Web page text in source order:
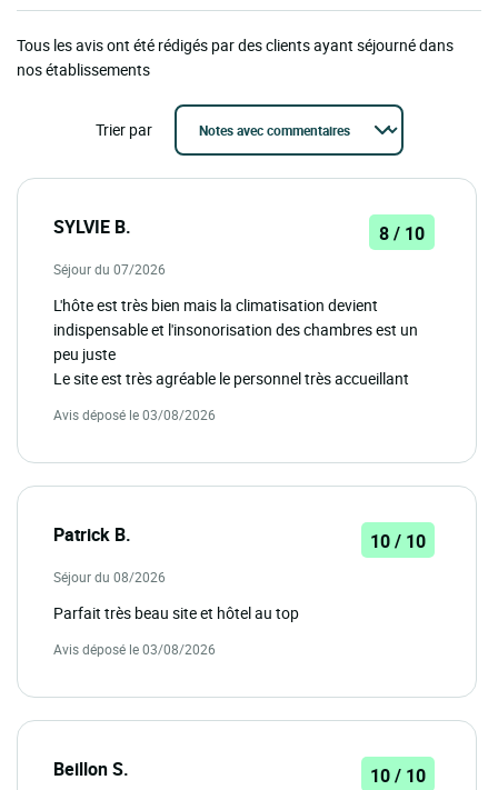
Tous les avis ont été rédigés par des clients ayant séjourné dans
nos établissements
Trier par
SYLVIE B. 8 / 10
Séjour du 07/2026
L'hôte est très bien mais la climatisation devient
indispensable et l'insonorisation des chambres est un
peu juste
Le site est très agréable le personnel très accueillant
Avis déposé le 03/08/2026
Patrick B. 10 / 10
Séjour du 08/2026
Parfait très beau site et hôtel au top
Avis déposé le 03/08/2026
Beillon S. 10 / 10